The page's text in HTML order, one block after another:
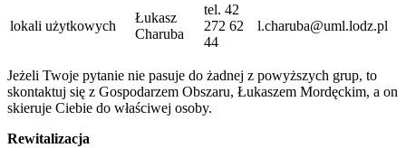
lokali użytkowych
Łukasz
Charuba
tel. 42
272 62
44
l.charuba@uml.lodz.pl
Jeżeli Twoje pytanie nie pasuje do żadnej z powyższych grup, to
skontaktuj się z Gospodarzem Obszaru, Łukaszem Mordęckim, a on
skieruje Ciebie do właściwej osoby.
Rewitalizacja